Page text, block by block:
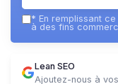
* En remplissant
à des fins
Lean SEO
Ajoutez-nous à